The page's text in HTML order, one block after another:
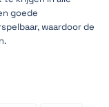
goede
waardoor de